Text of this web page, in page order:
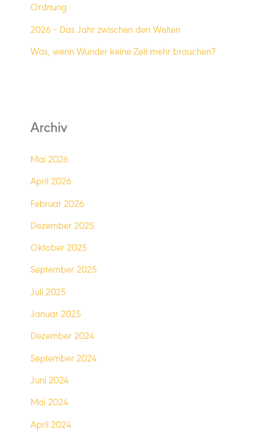
Ordnung
2026 – Das Jahr zwischen den Welten
Was, wenn Wunder keine Zeit mehr brauchen?
Archiv
Mai 2026
April 2026
Februar 2026
Dezember 2025
Oktober 2025
September 2025
Juli 2025
Januar 2025
Dezember 2024
September 2024
Juni 2024
Mai 2024
April 2024